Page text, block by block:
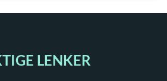
LENKER